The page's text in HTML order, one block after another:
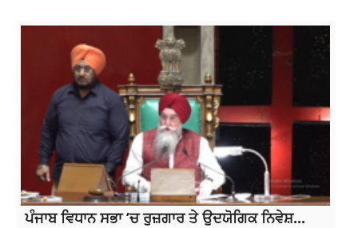
ਪੰਜਾਬ ਵਿਧਾਨ ਸਭਾ ’ਚ ਰੁਜ਼ਗਾਰ ਤੇ ਉਦਯੋਗਿਕ ਨਿਵੇਸ਼...